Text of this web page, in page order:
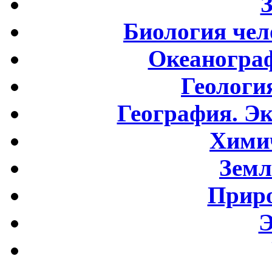
Биология
География.